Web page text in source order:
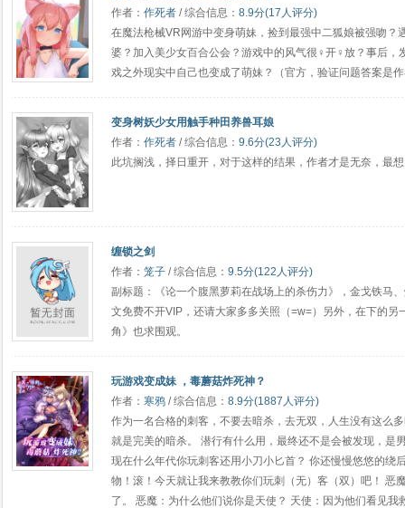
作者： 作死者 / 综合信息： 8.9分(17人评分)
在魔法枪械VR网游中变身萌妹，捡到最强中二狐娘被强吻
婆？加入美少女百合公会？游戏中的风气很♀开♀放？事后
戏之外现实中自己也变成了萌妹？（官方，验证问题答案是
变身树妖少女用触手种田养兽耳娘
作者： 作死者 / 综合信息： 9.6分(23人评分)
此坑搁浅，择日重开，对于这样的结果，作者才是无奈，
缠锁之剑
作者： 笼子 / 综合信息： 9.5分(122人评分)
副标题：《论一个腹黑萝莉在战场上的杀伤力》，金戈铁马
文免费不开VIP，还请大家多多关照（=w=）另外，在下的
角》也求围观。
玩游戏变成妹 ，毒蘑菇炸死神？
作者： 寒鸦 / 综合信息： 8.9分(1887人评分)
作为一名合格的刺客，不要去暗杀，去无双，人生没有这么
就是完美的暗杀。 潜行有什么用，最终还不是会被发现，是
现在什么年代你玩刺客还用小刀小匕首？ 你还慢慢悠悠的绕
物！滚！今天就让我来教教你们玩刺（无）客（双）吧！ 恶
了。 恶魔：为什么他们说你是天使？ 天使：因为他们看见